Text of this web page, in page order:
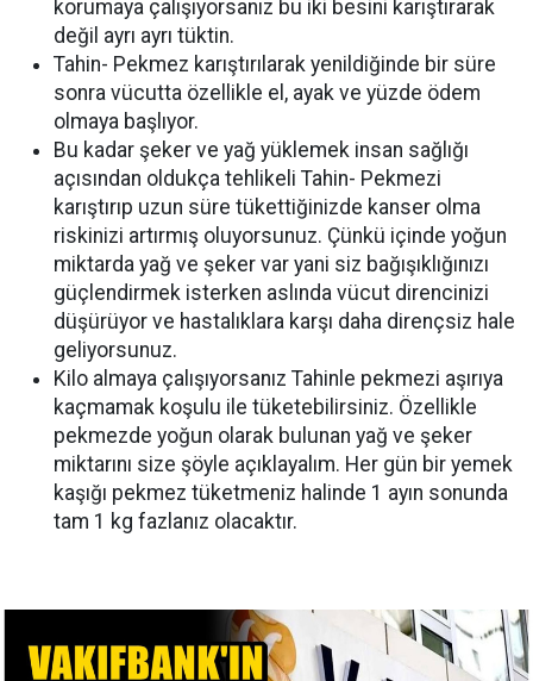
korumaya çalışıyorsanız bu iki besini karıştırarak
değil ayrı ayrı tüktin.
Tahin- Pekmez karıştırılarak yenildiğinde bir süre
sonra vücutta özellikle el, ayak ve yüzde ödem
olmaya başlıyor.
Bu kadar şeker ve yağ yüklemek insan sağlığı
açısından oldukça tehlikeli Tahin- Pekmezi
karıştırıp uzun süre tükettiğinizde kanser olma
riskinizi artırmış oluyorsunuz. Çünkü içinde yoğun
miktarda yağ ve şeker var yani siz bağışıklığınızı
güçlendirmek isterken aslında vücut direncinizi
düşürüyor ve hastalıklara karşı daha dirençsiz hale
geliyorsunuz.
Kilo almaya çalışıyorsanız Tahinle pekmezi aşırıya
kaçmamak koşulu ile tüketebilirsiniz. Özellikle
pekmezde yoğun olarak bulunan yağ ve şeker
miktarını size şöyle açıklayalım. Her gün bir yemek
kaşığı pekmez tüketmeniz halinde 1 ayın sonunda
tam 1 kg fazlanız olacaktır.